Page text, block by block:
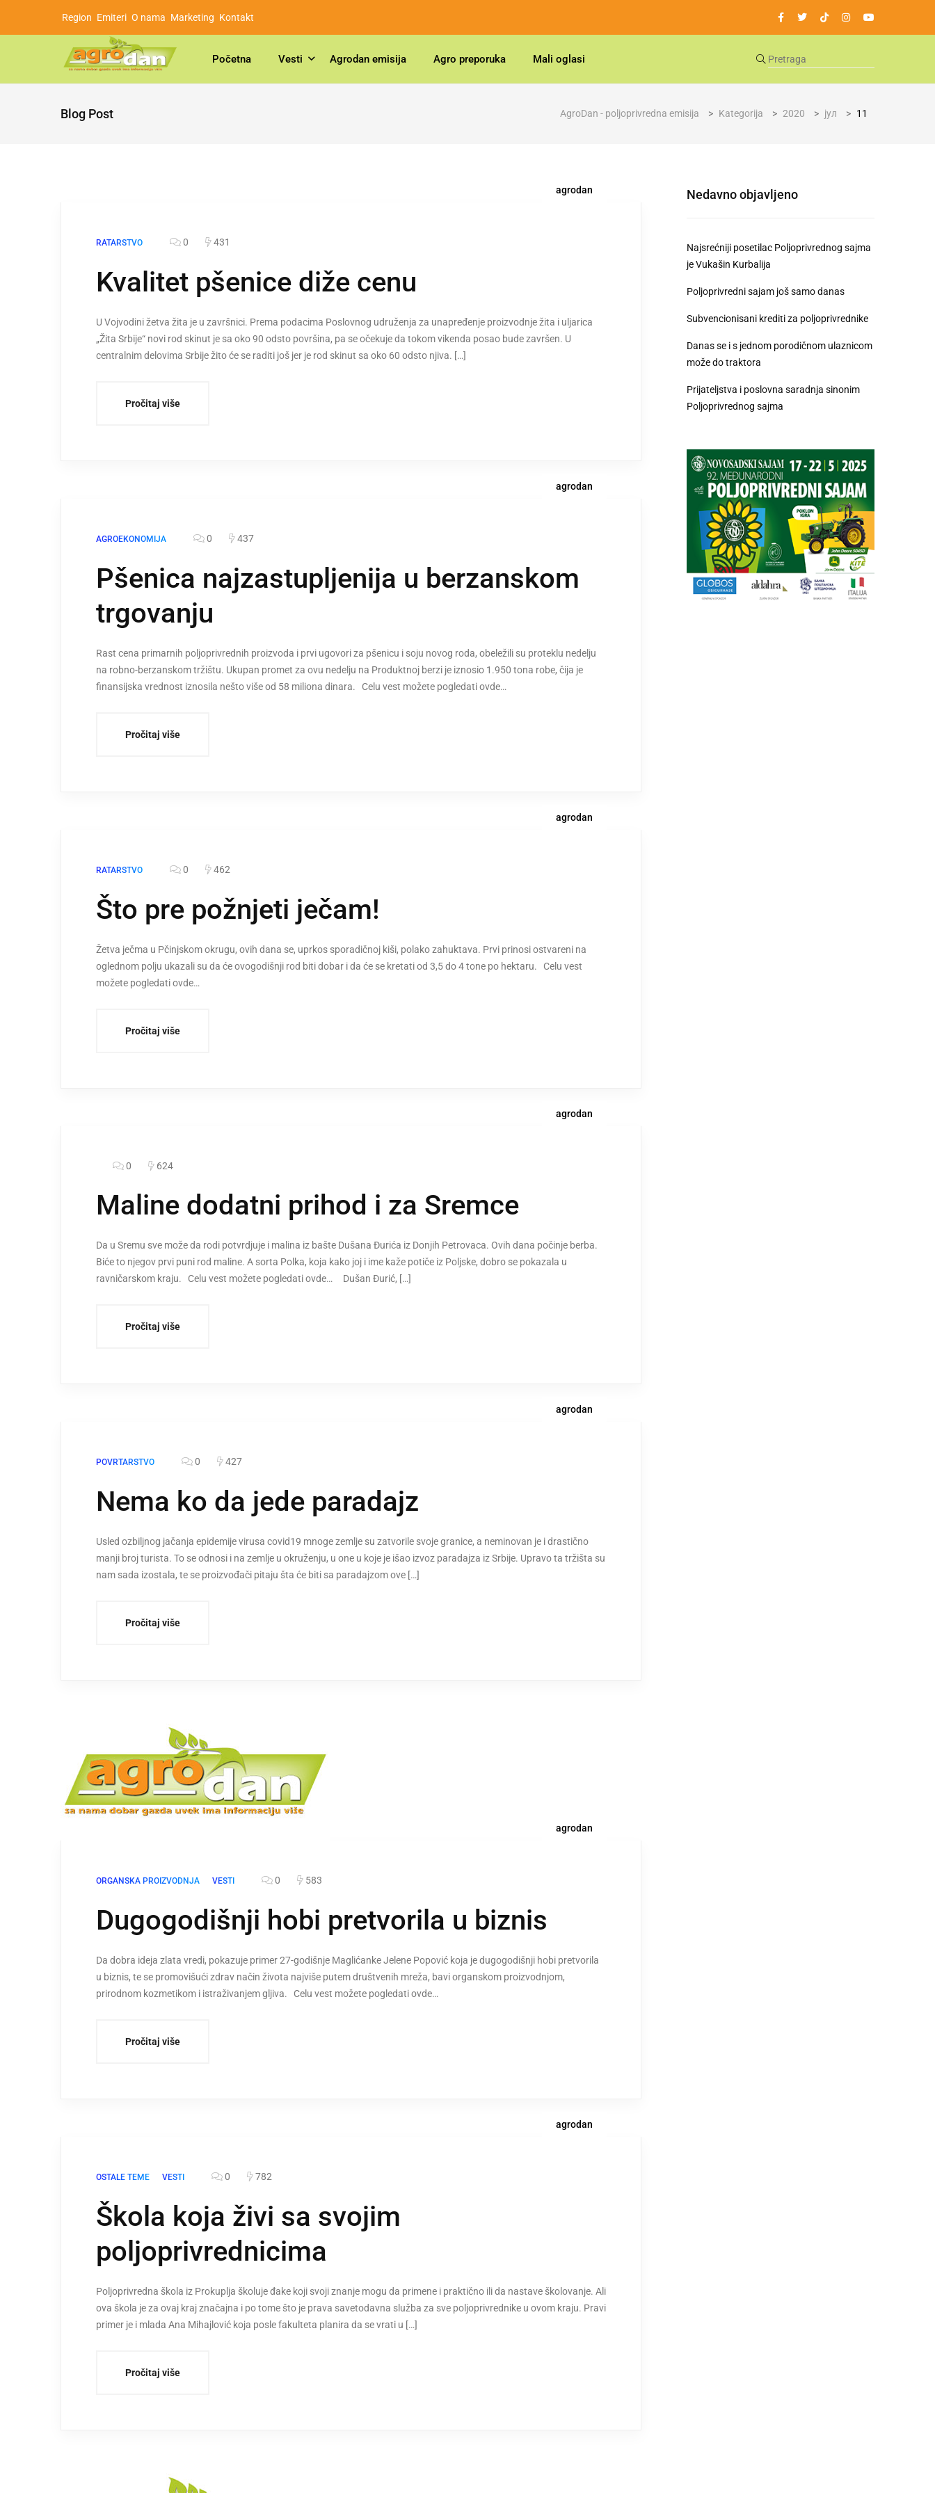
Region Emiteri O nama Marketing Kontakt
Početna Vesti Agrodan emisija Agro preporuka Mali oglasi
Blog Post AgroDan - poljoprivredna emisija > Kategorija > 2020 > јул > 11
agrodan
RATARSTVO 0 431
Kvalitet pšenice diže cenu
U Vojvodini žetva žita je u završnici. Prema podacima Poslovnog udruženja za unapređenje proizvodnje žita i uljarica
„Žita Srbije“ novi rod skinut je sa oko 90 odsto površina, pa se očekuje da tokom vikenda posao bude završen. U
centralnim delovima Srbije žito će se raditi još jer je rod skinut sa oko 60 odsto njiva. […]
Pročitaj više
agrodan
AGROEKONOMIJA 0 437
Pšenica najzastupljenija u berzanskom
trgovanju
Rast cena primarnih poljoprivrednih proizvoda i prvi ugovori za pšenicu i soju novog roda, obeležili su proteklu nedelju
na robno-berzanskom tržištu. Ukupan promet za ovu nedelju na Produktnoj berzi je iznosio 1.950 tona robe, čija je
finansijska vrednost iznosila nešto više od 58 miliona dinara. Celu vest možete pogledati ovde…
Pročitaj više
agrodan
RATARSTVO 0 462
Što pre požnjeti ječam!
Žetva ječma u Pčinjskom okrugu, ovih dana se, uprkos sporadičnoj kiši, polako zahuktava. Prvi prinosi ostvareni na
oglednom polju ukazali su da će ovogodišnji rod biti dobar i da će se kretati od 3,5 do 4 tone po hektaru. Celu vest
možete pogledati ovde…
Pročitaj više
agrodan
0 624
Maline dodatni prihod i za Sremce
Da u Sremu sve može da rodi potvrdjuje i malina iz bašte Dušana Đurića iz Donjih Petrovaca. Ovih dana počinje berba.
Biće to njegov prvi puni rod maline. A sorta Polka, koja kako joj i ime kaže potiče iz Poljske, dobro se pokazala u
ravničarskom kraju. Celu vest možete pogledati ovde… Dušan Đurić, […]
Pročitaj više
agrodan
POVRTARSTVO 0 427
Nema ko da jede paradajz
Usled ozbiljnog jačanja epidemije virusa covid19 mnoge zemlje su zatvorile svoje granice, a neminovan je i drastično
manji broj turista. To se odnosi i na zemlje u okruženju, u one u koje je išao izvoz paradajza iz Srbije. Upravo ta tržišta su
nam sada izostala, te se proizvođači pitaju šta će biti sa paradajzom ove […]
Pročitaj više
agrodan
ORGANSKA PROIZVODNJA VESTI 0 583
Dugogodišnji hobi pretvorila u biznis
Da dobra ideja zlata vredi, pokazuje primer 27-godišnje Maglićanke Jelene Popović koja je dugogodišnji hobi pretvorila
u biznis, te se promovišući zdrav način života najviše putem društvenih mreža, bavi organskom proizvodnjom,
prirodnom kozmetikom i istraživanjem gljiva. Celu vest možete pogledati ovde…
Pročitaj više
agrodan
OSTALE TEME VESTI 0 782
Škola koja živi sa svojim
poljoprivrednicima
Poljoprivredna škola iz Prokuplja školuje đake koji svoji znanje mogu da primene i praktično ili da nastave školovanje. Ali
ova škola je za ovaj kraj značajna i po tome što je prava savetodavna služba za sve poljoprivrednike u ovom kraju. Pravi
primer je i mlada Ana Mihajlović koja posle fakulteta planira da se vrati u […]
Pročitaj više
Nedavno objavljeno
Najsrećniji posetilac Poljoprivrednog sajma
je Vukašin Kurbalija
Poljoprivredni sajam još samo danas
Subvencionisani krediti za poljoprivrednike
Danas se i s jednom porodičnom ulaznicom
može do traktora
Prijateljstva i poslovna saradnja sinonim
Poljoprivrednog sajma